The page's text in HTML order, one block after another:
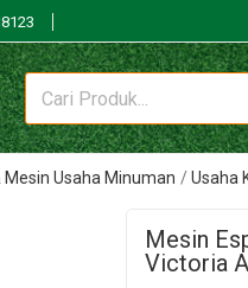
Mesin Usaha Minuman Usaha
Mesin
Victoria